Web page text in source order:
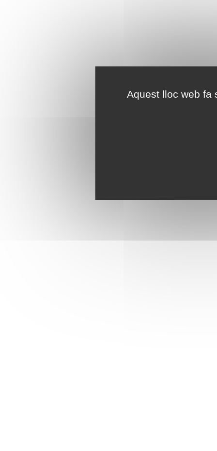
Aquest lloc web fa